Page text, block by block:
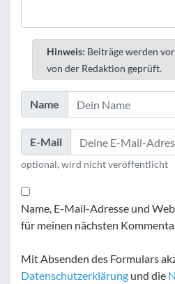
Hinweis: Beiträge werden
von der Redaktion geprüft.
Name
E-Mail
optional, wird nicht veröffentlicht
Name, E-Mail-Adresse und
für meinen nächsten
Mit Absenden des Formulars
Datenschutzerklärung und die